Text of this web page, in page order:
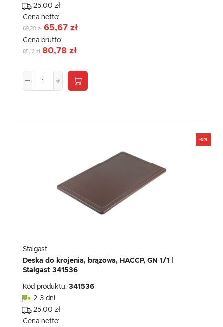
25.00 zł
Cena netto:
69,20 zł 65,67 zł
Cena brutto:
85,12 zł 80,78 zł
-5%
Stalgast
Deska do krojenia, brązowa, HACCP, GN 1/1 |
Stalgast 341536
Kod produktu: 341536
2-3 dni
25.00 zł
Cena netto: